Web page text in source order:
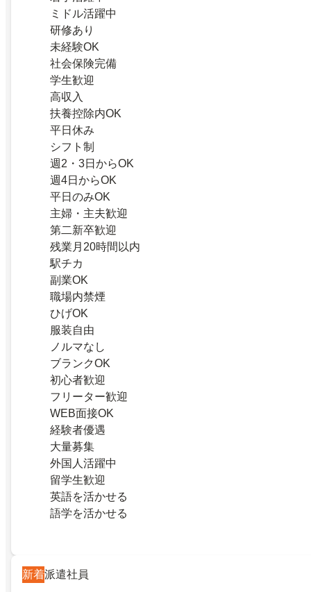
ミドル活躍中
研修あり
未経験OK
社会保険完備
学生歓迎
高収入
扶養控除内OK
平日休み
シフト制
週2・3日からOK
週4日からOK
平日のみOK
主婦・主夫歓迎
第二新卒歓迎
残業月20時間以内
駅チカ
副業OK
職場内禁煙
ひげOK
服装自由
ノルマなし
ブランクOK
初心者歓迎
フリーター歓迎
WEB面接OK
経験者優遇
大量募集
外国人活躍中
留学生歓迎
英語を活かせる
語学を活かせる
新着派遣社員